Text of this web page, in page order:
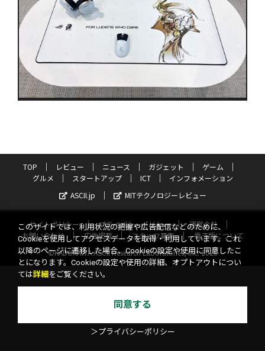
TOP レビュー ニュース ガジェット
ゲーム
グルメ
スタートアップ ICT
インフォメーション
ASCII.jp
MITテクノロジーレビュー
サイトポリシー プライバシーポリシー
運営会社
お問い合わせ
広告掲載 スタッフ募集
電子版について
©KADOKAWA ASCII Research Laboratories, Inc. 2026
このサイトでは、利用状況の把握や広告配信などのために、
Cookieを使用してアクセスデータを取得・利用しています。これ
以降のページに遷移した場合、Cookieの設定や使用に同意したこ
とになります。Cookieの設定や使用の詳細、オプトアウトについ
ては詳細 をご覧ください。
同意する
＞プライバシーポリシー